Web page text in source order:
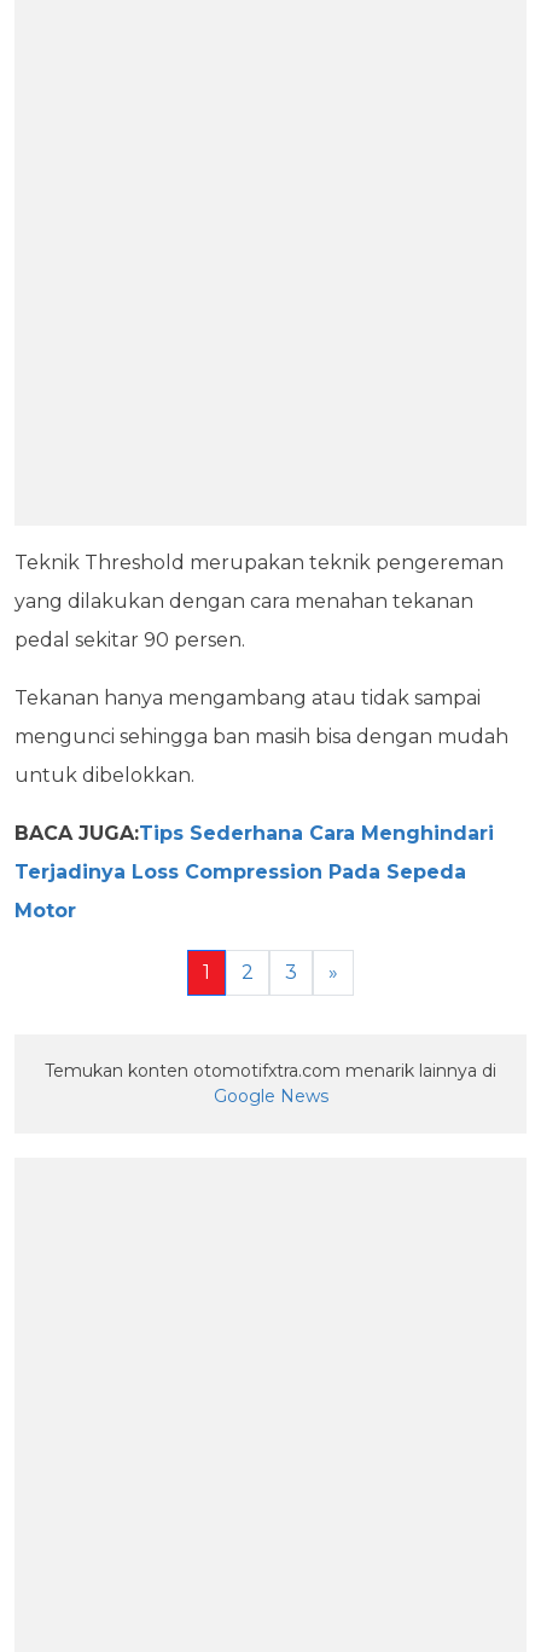
Teknik Threshold merupakan teknik pengereman
yang dilakukan dengan cara menahan tekanan
pedal sekitar 90 persen.
Tekanan hanya mengambang atau tidak sampai
mengunci sehingga ban masih bisa dengan mudah
untuk dibelokkan.
BACA JUGA:Tips Sederhana Cara Menghindari
Terjadinya Loss Compression Pada Sepeda
Motor
1 2 3 »
Temukan konten otomotifxtra.com menarik lainnya di
Google News